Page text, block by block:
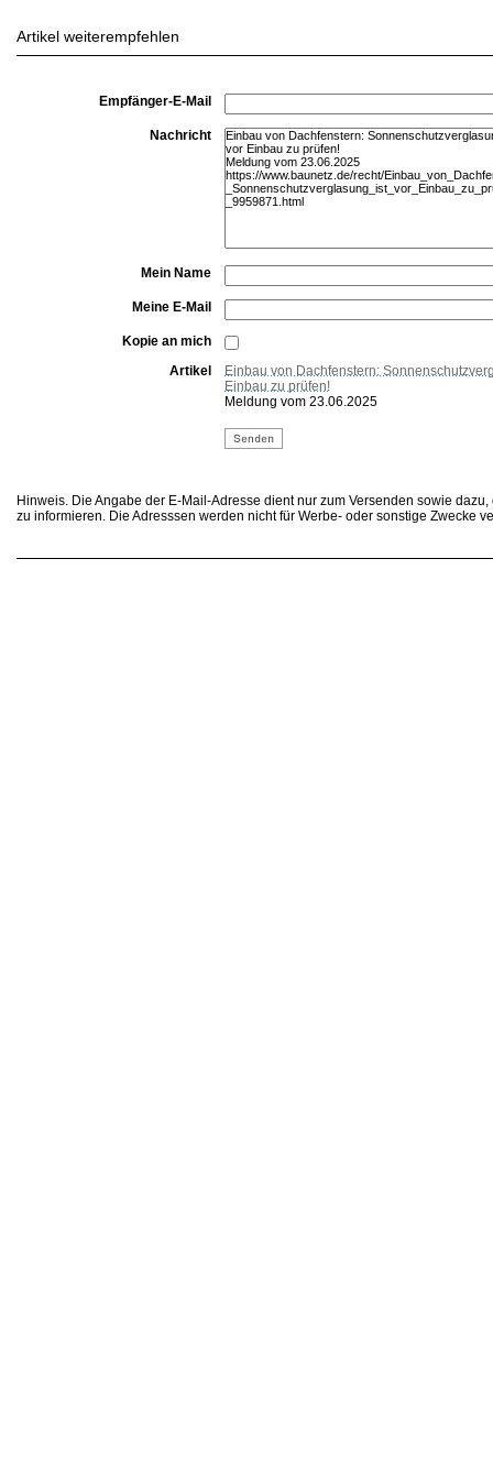
Artikel weiterempfehlen
Empfänger-E-Mail
Nachricht
Mein Name
Meine E-Mail
Kopie an mich
Artikel
Einbau von Dachfenstern:
Einbau zu prüfen!
Meldung vom 23.06.2025
Hinweis. Die Angabe der E-Mail-Adresse dient nur zum Versenden sowie
zu informieren. Die Adresssen werden nicht für Werbe- oder sonstige Zwecke